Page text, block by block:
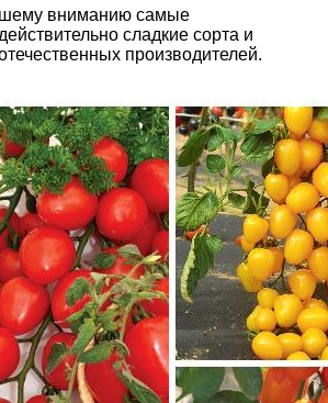
вниманию самые
сладкие сорта и
производителей.